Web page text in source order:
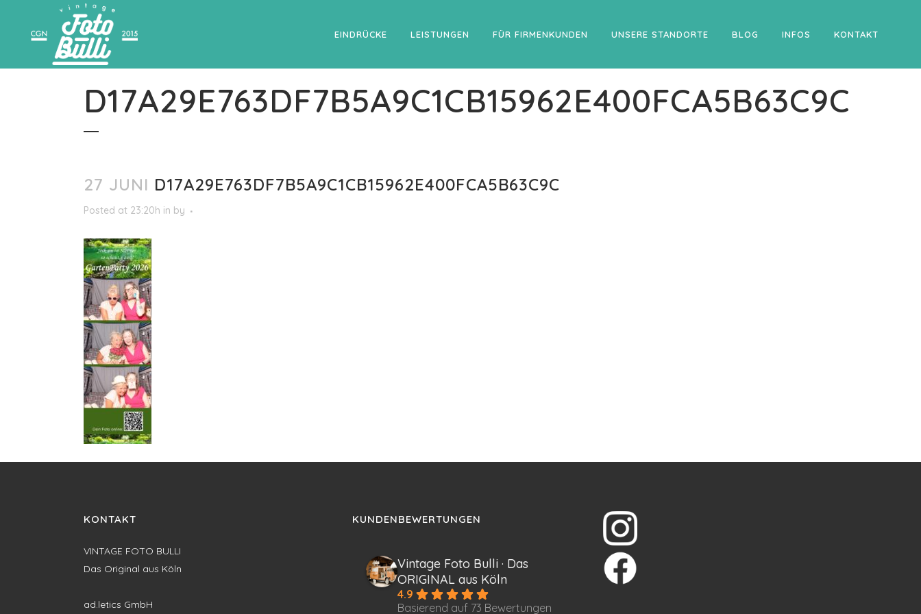
EINDRÜCKE LEISTUNGEN FÜR FIRMENKUNDEN UNSERE STANDORTE BLOG INFOS KONTAKT
D17A29E763DF7B5A9C1CB15962E400FCA5B63C9C
27 JUNI D17A29E763DF7B5A9C1CB15962E400FCA5B63C9C
Posted at 23:20h in by
KONTAKT
VINTAGE FOTO BULLI
Das Original aus Köln
ad.letics GmbH
KUNDENBEWERTUNGEN
Vintage Foto Bulli · Das
ORIGINAL aus Köln
4.9
Basierend auf 73 Bewertungen